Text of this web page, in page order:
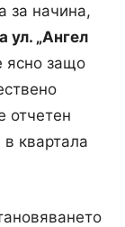
за начина,
ул. „Ангел
ясно защо
отчетен
квартала